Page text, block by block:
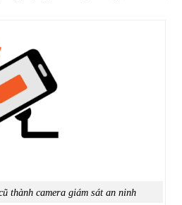
thành camera giám sát an ninh